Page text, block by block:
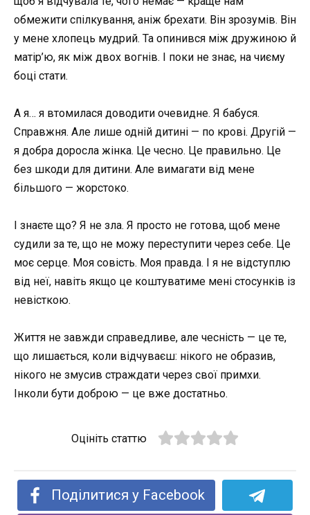
обмежити спілкування, аніж брехати. Він зрозумів. Він
у мене хлопець мудрий. Та опинився між дружиною й
матір’ю, як між двох вогнів. І поки не знає, на чиєму
боці стати.
А я… я втомилася доводити очевидне. Я бабуся.
Справжня. Але лише одній дитині — по крові. Другій —
я добра доросла жінка. Це чесно. Це правильно. Це
без шкоди для дитини. Але вимагати від мене
більшого — жорстоко.
І знаєте що? Я не зла. Я просто не готова, щоб мене
судили за те, що не можу переступити через себе. Це
моє серце. Моя совість. Моя правда. І я не відступлю
від неї, навіть якщо це коштуватиме мені стосунків із
невісткою.
Життя не завжди справедливе, але чесність — це те,
що лишається, коли відчуваєш: нікого не образив,
нікого не змусив страждати через свої примхи.
Інколи бути доброю — це вже достатньо.
Оцініть статтю
Поділитися у Facebook